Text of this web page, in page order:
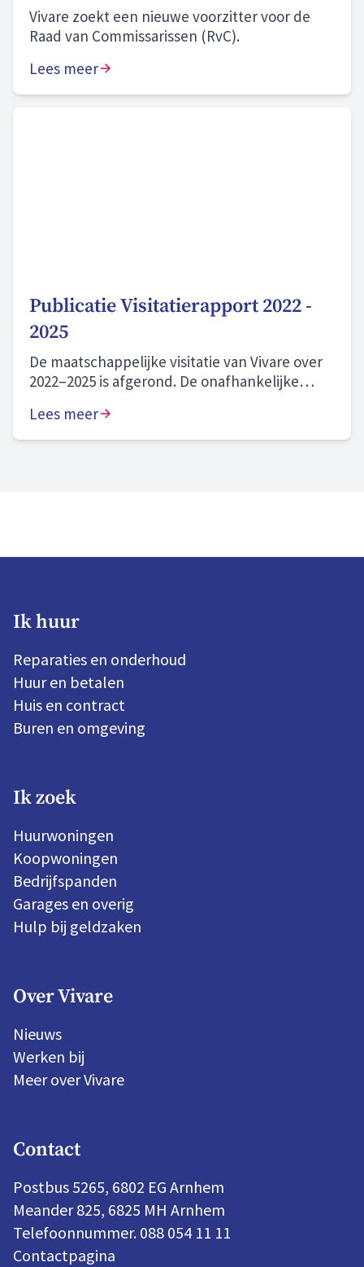
Vivare zoekt een nieuwe voorzitter voor de
Raad van Commissarissen (RvC).
Lees meer
Publicatie Visitatierapport 2022 -
2025
De maatschappelijke visitatie van Vivare over
2022–2025 is afgerond. De onafhankelijke
“naar behoren” en onze zichtbare
aanwezigheid in onze gemeenten en wijken
Lees meer
Ik huur
Reparaties en onderhoud
Huur en betalen
Huis en contract
Buren en omgeving
Ik zoek
Huurwoningen
Koopwoningen
Bedrijfspanden
Garages en overig
Hulp bij geldzaken
Over Vivare
Nieuws
Werken bij
Meer over Vivare
Contact
Postbus 5265, 6802 EG Arnhem
Meander 825, 6825 MH Arnhem
Telefoonnummer. 088 054 11 11
Contactpagina